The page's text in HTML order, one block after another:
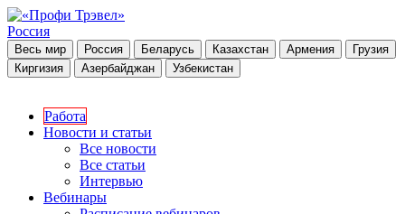
Россия
Весь мир Россия Беларусь Казахстан Армения
Грузия
Киргизия
Азербайджан Узбекистан
Работа
Новости и статьи
Все новости
Все статьи
Интервью
Вебинары